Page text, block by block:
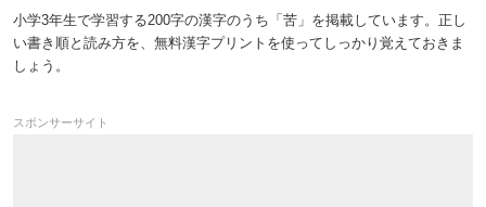
小学3年生で学習する200字の漢字のうち「苦」を掲載しています。正し
い書き順と読み方を、無料漢字プリントを使ってしっかり覚えておきま
しょう。
スポンサーサイト